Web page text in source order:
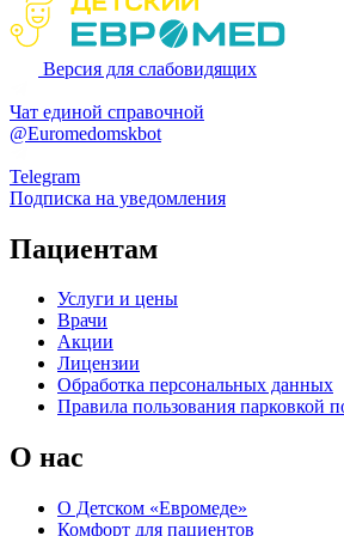
Версия для слабовидящих
Чат единой справочной
@Euromedomskbot
Telegram
Подписка на уведомления
Пациентам
Услуги и цены
Врачи
Акции
Лицензии
Обработка персональных данных
Правила пользования парковкой
О нас
О Детском «Евромеде»
Комфорт для пациентов